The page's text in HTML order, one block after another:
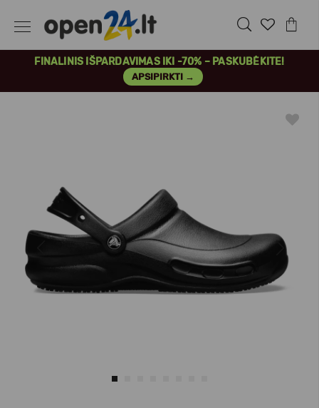
FINALINIS IŠPARDAVIMAS IKI -70% – PASKUBĖKITE!
APSIPIRKTI →
Next